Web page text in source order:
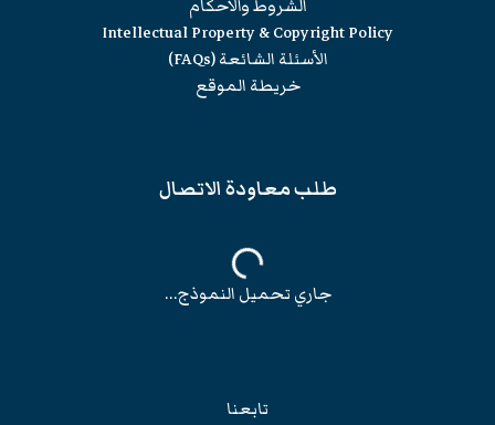
الشروط والاحكام
Intellectual Property & Copyright Policy
الأسئلة الشائعة (FAQs)
خريطة الموقع
طلب معاودة الاتصال
جاري تحميل النموذج...
تابعنا